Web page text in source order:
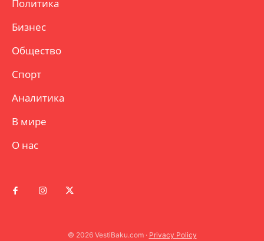
Политика
Бизнес
Общество
Спорт
Аналитика
В мире
О нас
© 2026 VestiBaku.com · Privacy Policy